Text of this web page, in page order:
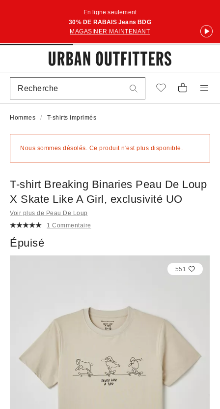
En ligne seulement
30% DE RABAIS Jeans BDG
MAGASINER MAINTENANT
Hommes T-shirts imprimés
Nous sommes désolés. Ce produit n'est plus disponible.
T-shirt Breaking Binaries Peau De Loup
X Skate Like A Girl, exclusivité UO
Voir plus de Peau De Loup
1 Commentaire
Épuisé
551